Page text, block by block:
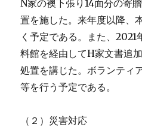
N家の襖下張り14面分の寄
置を施した。来年度以降、
く予定である。また、2021
料館を経由してH家文書追
処置を講じた。ボランティ
等を行う予定である。
（２）災害対応